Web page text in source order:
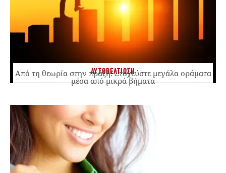
ΑΥΤΟΒΕΛΤΙΩΣΗ
Από τη θεωρία στην πράξη: Στοχεύστε μεγάλα οράματα
μέσα από μικρά βήματα